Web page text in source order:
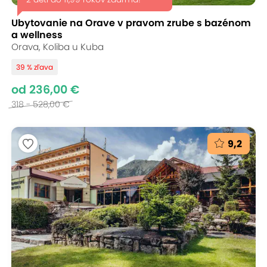
Ubytovanie na Orave v pravom zrube s bazénom
a wellness
Orava, Koliba u Kuba
39 % zľava
od 236,00 €
318 - 528,00 €
9,2